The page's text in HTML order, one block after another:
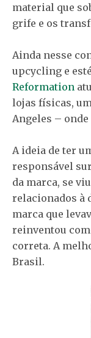
material que
grife e os
Ainda nesse
upcycling e
Reformation
lojas físicas,
Angeles – onde
A ideia de ter
responsável
da marca, se
relacionados à
marca que
reinventou
correta. A
Brasil.